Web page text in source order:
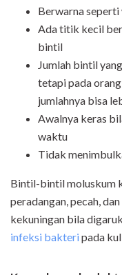
Berwarna seperti
Ada titik kecil
bintil
Jumlah bintil
tetapi pada
jumlahnya bisa
Awalnya keras
waktu
Tidak
Bintil-bintil moluskum
peradangan, pecah,
kekuningan bila
infeksi bakteripada